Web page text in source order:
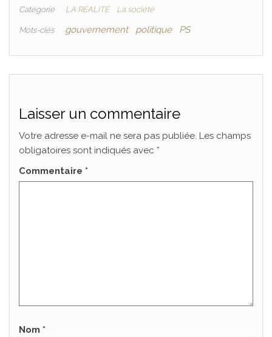
Catégorie LA RÉALITÉ La société
Mots-clés gouvernement politique PS
Laisser un commentaire
Votre adresse e-mail ne sera pas publiée. Les champs
obligatoires sont indiqués avec *
Commentaire *
Nom *